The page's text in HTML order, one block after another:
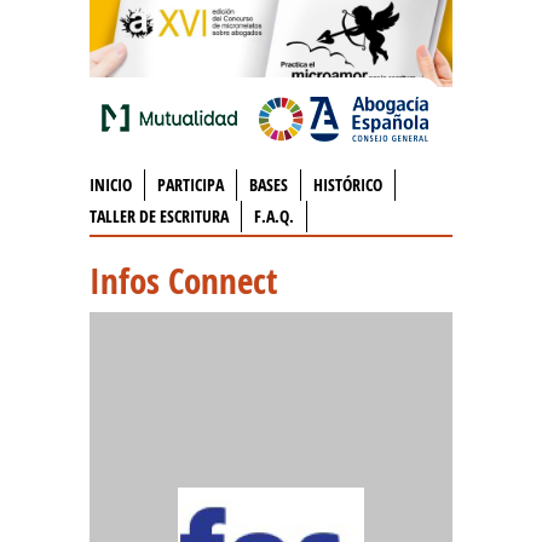
INICIO PARTICIPA BASES
HISTÓRICO
TALLER DE ESCRITURA
F.A.Q.
Infos Connect